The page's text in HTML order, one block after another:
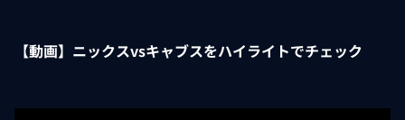
【動画】ニックスvsキャブスをハイライトでチェック